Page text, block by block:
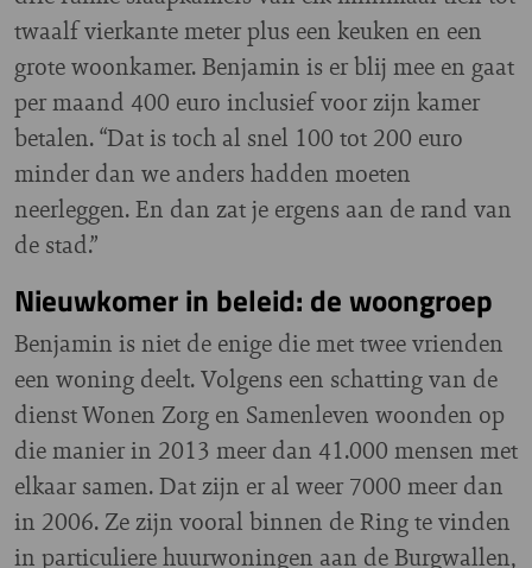
twaalf vierkante meter plus een keuken en een
grote woonkamer. Benjamin is er blij mee en gaat
per maand 400 euro inclusief voor zijn kamer
betalen. “Dat is toch al snel 100 tot 200 euro
minder dan we anders hadden moeten
neerleggen. En dan zat je ergens aan de rand van
de stad.”
Nieuwkomer in beleid: de woongroep
Benjamin is niet de enige die met twee vrienden
een woning deelt. Volgens een schatting van de
dienst Wonen Zorg en Samenleven woonden op
die manier in 2013 meer dan 41.000 mensen met
elkaar samen. Dat zijn er al weer 7000 meer dan
in 2006. Ze zijn vooral binnen de Ring te vinden
in particuliere huurwoningen aan de Burgwallen,